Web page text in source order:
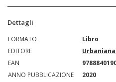
Dettagli
FORMATO
Libro
EDITORE
EAN
ANNO PUBBLICAZIONE
2020